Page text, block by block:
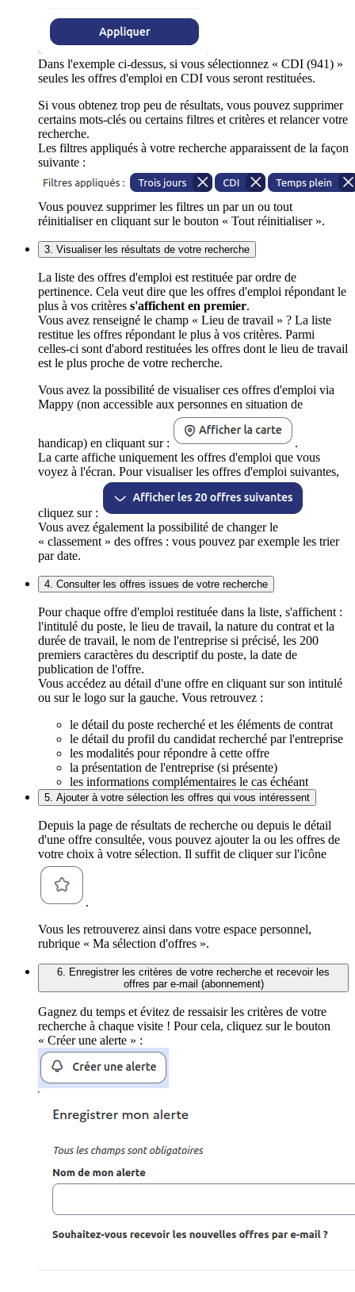
Dans l'exemple ci-dessus, si vous sélectionnez « CDI (941) »
seules les offres d'emploi en CDI vous seront restituées.
Si vous obtenez trop peu de résultats, vous pouvez supprimer
certains mots-clés ou certains filtres et critères et relancer votre
recherche.
Les filtres appliqués à votre recherche apparaissent de la façon
suivante :
Vous pouvez supprimer les filtres un par un ou tout
réinitialiser en cliquant sur le bouton « Tout réinitialiser ».
3. Visualiser les résultats de votre recherche
La liste des offres d'emploi est restituée par ordre de
pertinence. Cela veut dire que les offres d'emploi répondant le
plus à vos critères s'affichent en premier.
Vous avez renseigné le champ « Lieu de travail » ? La liste
restitue les offres répondant le plus à vos critères. Parmi
celles-ci sont d'abord restituées les offres dont le lieu de travail
est le plus proche de votre recherche.
Vous avez la possibilité de visualiser ces offres d'emploi via
Mappy (non accessible aux personnes en situation de
handicap) en cliquant sur :
.
La carte affiche uniquement les offres d'emploi que vous
voyez à l'écran. Pour visualiser les offres d'emploi suivantes,
cliquez sur :
Vous avez également la possibilité de changer le
« classement » des offres : vous pouvez par exemple les trier
par date.
4. Consulter les offres issues de votre recherche
Pour chaque offre d'emploi restituée dans la liste, s'affichent :
l'intitulé du poste, le lieu de travail, la nature du contrat et la
durée de travail, le nom de l'entreprise si précisé, les 200
premiers caractères du descriptif du poste, la date de
publication de l'offre.
Vous accédez au détail d'une offre en cliquant sur son intitulé
ou sur le logo sur la gauche. Vous retrouvez :
le détail du poste recherché et les éléments de contrat
le détail du profil du candidat recherché par l'entreprise
les modalités pour répondre à cette offre
la présentation de l'entreprise (si présente)
les informations complémentaires le cas échéant
5. Ajouter à votre sélection les offres qui vous intéressent
Depuis la page de résultats de recherche ou depuis le détail
d'une offre consultée, vous pouvez ajouter la ou les offres de
votre choix à votre sélection. Il suffit de cliquer sur l'icône
.
Vous les retrouverez ainsi dans votre espace personnel,
rubrique « Ma sélection d'offres ».
6. Enregistrer les critères de votre recherche et recevoir les
offres par e-mail (abonnement)
Gagnez du temps et évitez de ressaisir les critères de votre
recherche à chaque visite ! Pour cela, cliquez sur le bouton
« Créer une alerte » :